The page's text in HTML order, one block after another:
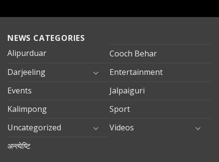
NEWS CATEGORIES
Alipurduar
Cooch Behar
Darjeeling
Entertainment
Events
Jalpaiguri
Kalimpong
Sport
Uncategorized
Videos
अन्त्येष्टि